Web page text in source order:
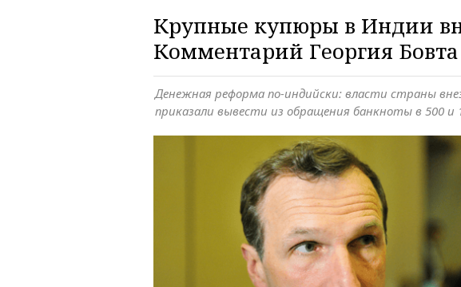
Крупные купюры в Индии
Комментарий Георгия Бовта
Денежная реформа по-индийски: власти страны
приказали вывести из обращения банкноты в 500 и